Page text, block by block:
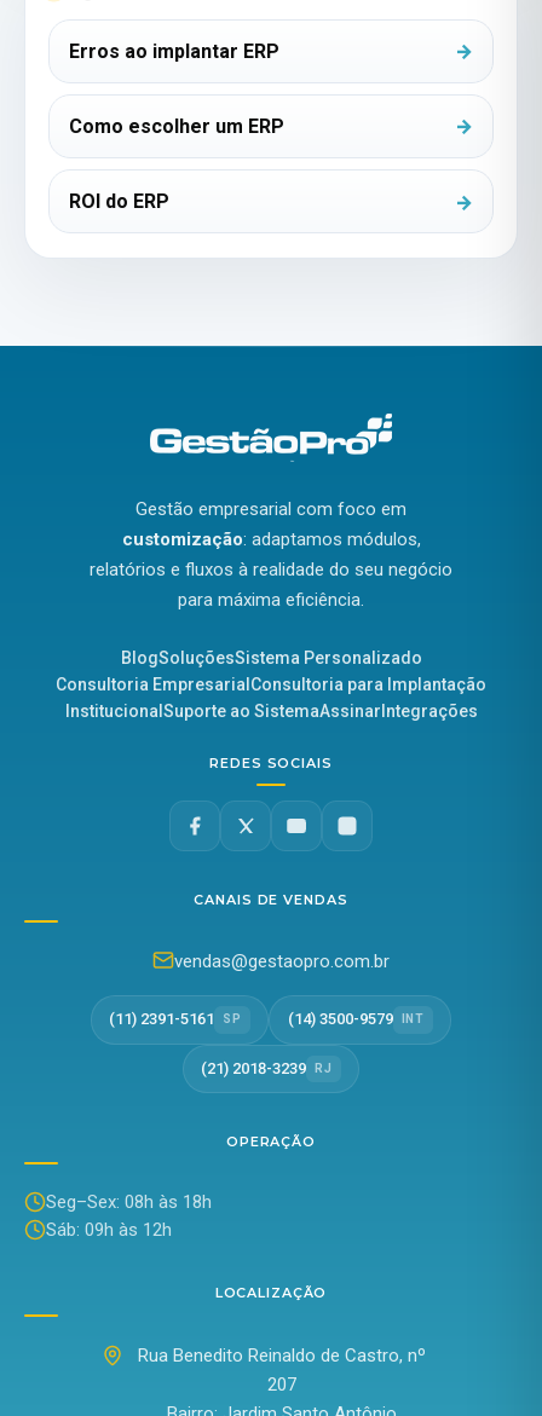
Erros ao implantar ERP
Como escolher um ERP
ROI do ERP
Gestão empresarial com foco em
customização: adaptamos módulos,
relatórios e fluxos à realidade do seu negócio
para máxima eficiência.
BlogSoluçõesSistema Personalizado
Consultoria EmpresarialConsultoria para Implantação
InstitucionalSuporte ao SistemaAssinarIntegrações
REDES SOCIAIS
CANAIS DE VENDAS
vendas@gestaopro.com.br
(11) 2391-5161 SP (14) 3500-9579 INT
(21) 2018-3239 RJ
OPERAÇÃO
Seg–Sex: 08h às 18h
Sáb: 09h às 12h
LOCALIZAÇÃO
Rua Benedito Reinaldo de Castro, nº
207